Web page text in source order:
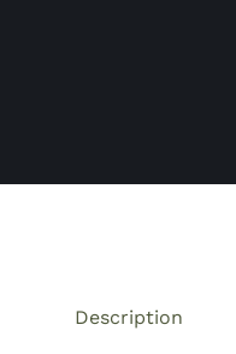
Description